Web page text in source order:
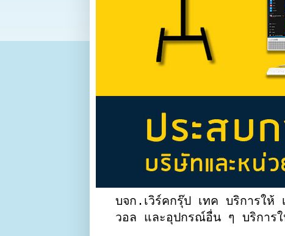
บจก.เวิร์คกรุ๊ป เทค บริการให้
วอล และอุปกรณ์อื่น ๆ บริการใ